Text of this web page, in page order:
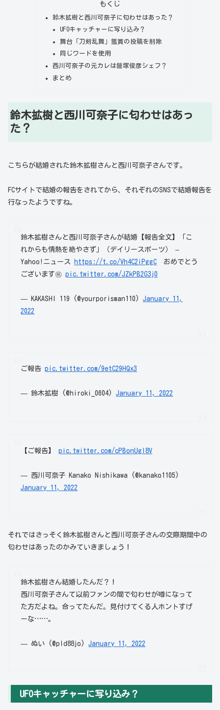
もくじ
鈴木拡樹と西川可奈子に匂わせはあった？
UFOキャッチャーに写り込み？
舞台「刀剣乱舞」鑑賞の投稿を削除
同じワードを使用
西川可奈子の元カレは鎧塚俊彦シェフ？
まとめ
鈴木拡樹と西川可奈子に匂わせはあっ
た？
こちらが結婚された鈴木拡樹さんと西川可奈子さんです。
FCサイトで結婚の報告をされてから、それぞれのSNSで結婚報告を
行なったようですね。
鈴木拡樹さんと西川可奈子さんが結婚【報告全文】「こ
れからも情熱を絶やさず」（デイリースポーツ） –
Yahoo!ニュース
https://t.co/Vh4C2iPggC おめでとう
ございます㊗️pic.twitter.com/JZkPB2G3j0
— KAKASHI 119 (@yourporisman110)January 11,
2022
ご報告pic.twitter.com/9etC29HQx3
— 鈴木拡樹 (@hiroki_0604)January 11, 2022
【ご報告】pic.twitter.com/cPBonUgl8V
— 西川可奈子 Kanako Nishikawa (@kanako1105)
January 11, 2022
それではさっそく鈴木拡樹さんと西川可奈子さんの交際期間中の
匂わせはあったのかみていきましょう！
鈴木拡樹さん結婚したんだ？！
西川可奈子さんて以前ファンの間で匂わせが噂になって
た方だよね。合ってたんだ。見付けてくる人ホントすげ
ーな……。
— ぬい (@pld88jo)January 11, 2022
UFOキャッチャーに写り込み？